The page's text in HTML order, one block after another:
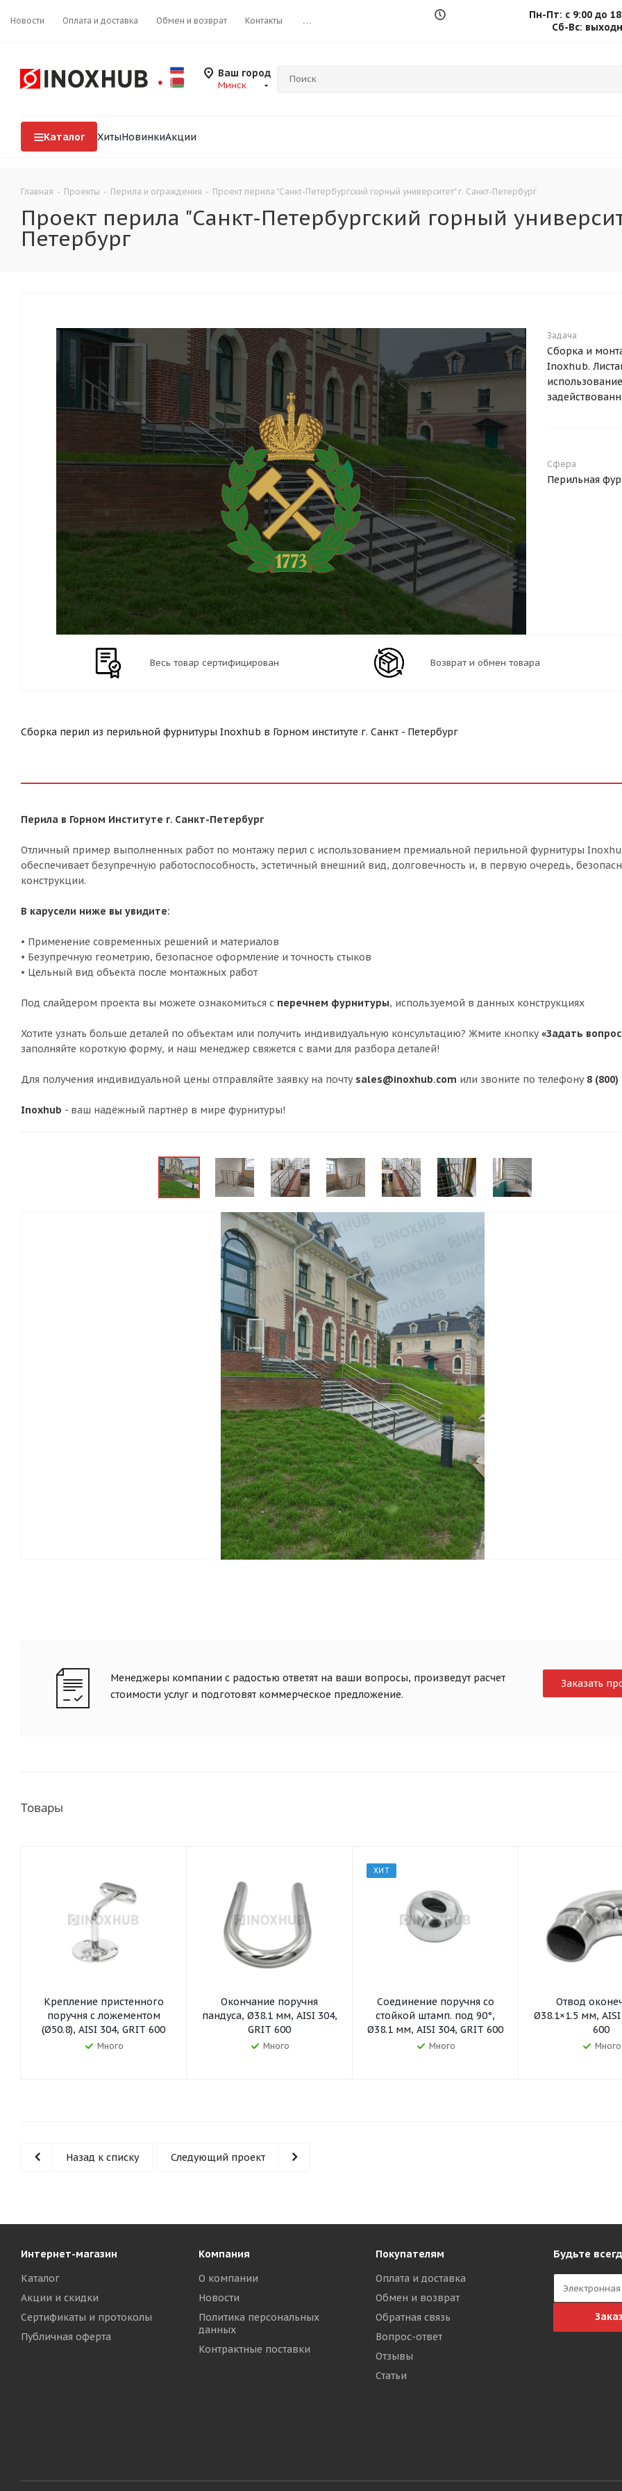
Новости Оплата и доставка Обмен и возврат Контакты ...
Пн-Пт: с 9:00 до
Сб-Вс:
Ваш город
Минск
Каталог ХитыНовинкиАкции
Главная - Проекты - Перила и ограждения - Проект перила "Санкт-Петербургский горный университет" г. Санкт-Петербург
Проект перила "Санкт-Петербургский горный
Петербург
Задача
Сборка и
Inoxhub.
Сфера
Перильная
Весь товар сертифицирован Возврат и обмен товара
Сборка перил из перильной фурнитуры Inoxhub в Горном институте г. Санкт - Петербург
Перила в Горном Институте г. Санкт-Петербург
Отличный пример выполненных работ по монтажу перил с использованием премиальной перильной фурнитуры
обеспечивает безупречную работоспособность, эстетичный внешний вид, долговечность и, в первую очередь,
конструкции.
В карусели ниже вы увидите:
• Применение современных решений и материалов
• Безупречную геометрию, безопасное оформление и точность стыков
• Цельный вид объекта после монтажных работ
Под слайдером проекта вы можете ознакомиться с перечнем фурнитуры, используемой в данных конструкциях
Хотите узнать больше деталей по объектам или получить индивидуальную консультацию? Жмите кнопку«Задать
заполняйте короткую форму, и наш менеджер свяжется с вами для разбора деталей!
Для получения индивидуальной цены отправляйте заявку на почту sales@inoxhub.com или звоните по телефону 8
Inoxhub - ваш надёжный партнёр в мире фурнитуры!
Менеджеры компании с радостью ответят на ваши вопросы, произведут расчет
стоимости услуг и подготовят коммерческое предложение.
Заказать
Товары
Крепление пристенного
поручня с ложементом
(Ø50.8), AISI 304, GRIT 600
Много
Окончание поручня
пандуса, Ø38.1 мм, AISI 304,
GRIT 600
Много
ХИТ
Соединение поручня со
стойкой штамп. под 90°,
Ø38.1 мм, AISI 304, GRIT 600
Много
Отвод
Ø38.1×1.5 мм, AISI
600
Много
Назад к списку Следующий проект
Интернет-магазин
Каталог
Акции и скидки
Сертификаты и протоколы
Публичная оферта
Компания
О компании
Новости
Политика персональных
данных
Контрактные поставки
Покупателям
Оплата и доставка
Обмен и возврат
Обратная связь
Вопрос-ответ
Отзывы
Статьи
Будьте